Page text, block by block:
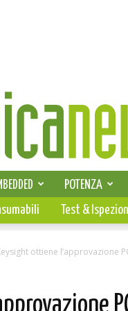
SELEZIONE DI
POTENZA
PCBTest &
ottiene l’approvazione